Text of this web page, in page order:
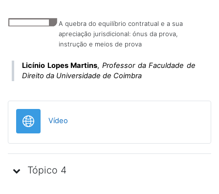
A quebra do equilíbrio contratual e a sua
apreciação jurisdicional: ónus da prova,
instrução e meios de prova
Licínio Lopes Martins,Professor da Faculdade de
Direito da Universidade de Coimbra
Vídeo
Tópico 4